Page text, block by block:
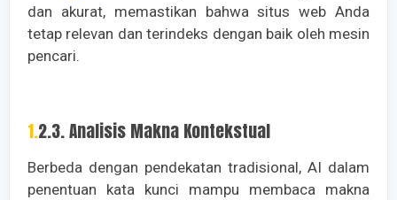
dan akurat, memastikan bahwa situs web Anda
tetap relevan dan terindeks dengan baik oleh mesin
pencari.
1.2.3. Analisis Makna Kontekstual
Berbeda dengan pendekatan tradisional, AI dalam
penentuan kata kunci mampu membaca makna